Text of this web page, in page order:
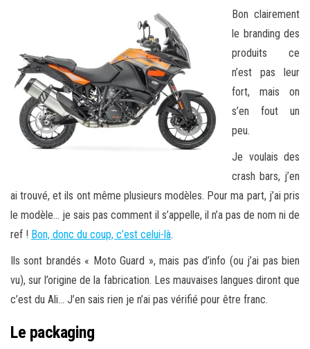
Bon clairement
le branding des
produits ce
n’est pas leur
fort, mais on
s’en fout un
peu.
Je voulais des
crash bars, j’en
ai trouvé, et ils ont même plusieurs modèles. Pour ma part, j’ai pris
le modèle… je sais pas comment il s’appelle, il n’a pas de nom ni de
ref ! Bon, donc du coup, c’est celui-là.
Ils sont brandés « Moto Guard », mais pas d’info (ou j’ai pas bien
vu), sur l’origine de la fabrication. Les mauvaises langues diront que
c’est du Ali… J’en sais rien je n’ai pas vérifié pour être franc.
Le packaging